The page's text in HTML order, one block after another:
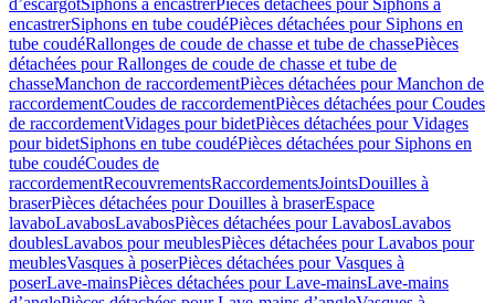
d’escargotSiphons à encastrerPièces détachées pour Siphons à
encastrerSiphons en tube coudéPièces détachées pour Siphons en
tube coudéRallonges de coude de chasse et tube de chassePièces
détachées pour Rallonges de coude de chasse et tube de
chasseManchon de raccordementPièces détachées pour Manchon de
raccordementCoudes de raccordementPièces détachées pour Coudes
de raccordementVidages pour bidetPièces détachées pour Vidages
pour bidetSiphons en tube coudéPièces détachées pour Siphons en
tube coudéCoudes de
raccordementRecouvrementsRaccordementsJointsDouilles à
braserPièces détachées pour Douilles à braserEspace
lavaboLavabosLavabosPièces détachées pour LavabosLavabos
doublesLavabos pour meublesPièces détachées pour Lavabos pour
meublesVasques à poserPièces détachées pour Vasques à
poserLave-mainsPièces détachées pour Lave-mainsLave-mains